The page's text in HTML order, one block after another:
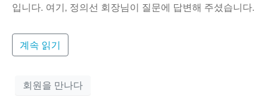
입니다. 여기, 정의선 회장님이 질문에 답변해 주셨습니다.
계속 읽기
회원을 만나다